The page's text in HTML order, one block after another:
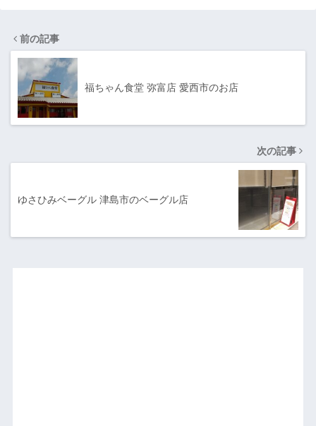
前の記事
福ちゃん食堂 弥富店 愛西市のお店
次の記事
ゆさひみベーグル 津島市のベーグル店